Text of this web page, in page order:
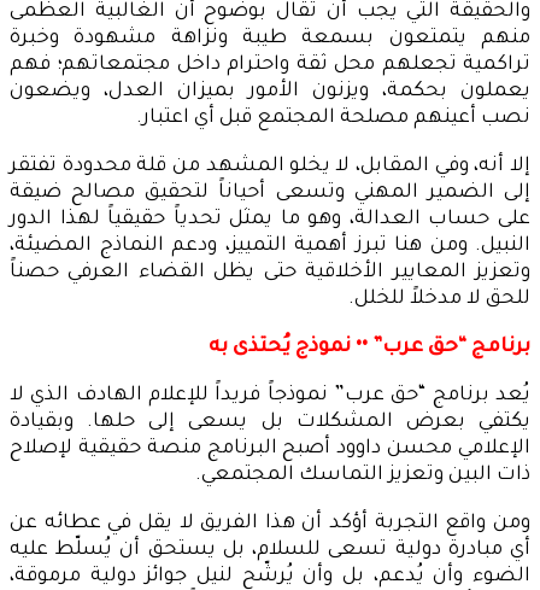
والحقيقة التي يجب أن تُقال بوضوح أن الغالبية العظمى
منهم يتمتعون بسمعة طيبة ونزاهة مشهودة وخبرة
تراكمية تجعلهم محل ثقة واحترام داخل مجتمعاتهم؛ فهم
يعملون بحكمة، ويزنون الأمور بميزان العدل، ويضعون
نصب أعينهم مصلحة المجتمع قبل أي اعتبار.
إلا أنه، وفي المقابل، لا يخلو المشهد من قلة محدودة تفتقر
إلى الضمير المهني وتسعى أحياناً لتحقيق مصالح ضيقة
على حساب العدالة، وهو ما يمثل تحدياً حقيقياً لهذا الدور
النبيل. ومن هنا تبرز أهمية التمييز، ودعم النماذج المضيئة،
وتعزيز المعايير الأخلاقية حتى يظل القضاء العرفي حصناً
للحق لا مدخلاً للخلل.
برنامج “حق عرب” •• نموذج يُحتذى به
يُعد برنامج “حق عرب” نموذجاً فريداً للإعلام الهادف الذي لا
يكتفي بعرض المشكلات بل يسعى إلى حلها. وبقيادة
الإعلامي محسن داوود أصبح البرنامج منصة حقيقية لإصلاح
ذات البين وتعزيز التماسك المجتمعي.
ومن واقع التجربة أؤكد أن هذا الفريق لا يقل في عطائه عن
أي مبادرة دولية تسعى للسلام، بل يستحق أن يُسلّط عليه
الضوء وأن يُدعم، بل وأن يُرشّح لنيل جوائز دولية مرموقة،